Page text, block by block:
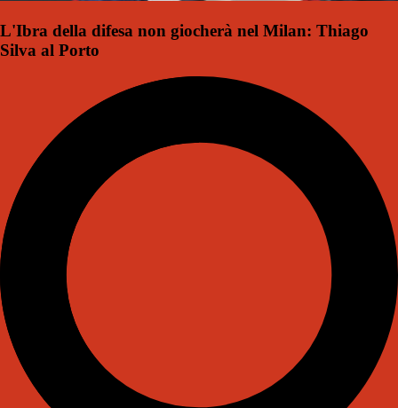
L'Ibra della difesa non giocherà nel Milan: Thiago
Silva al Porto